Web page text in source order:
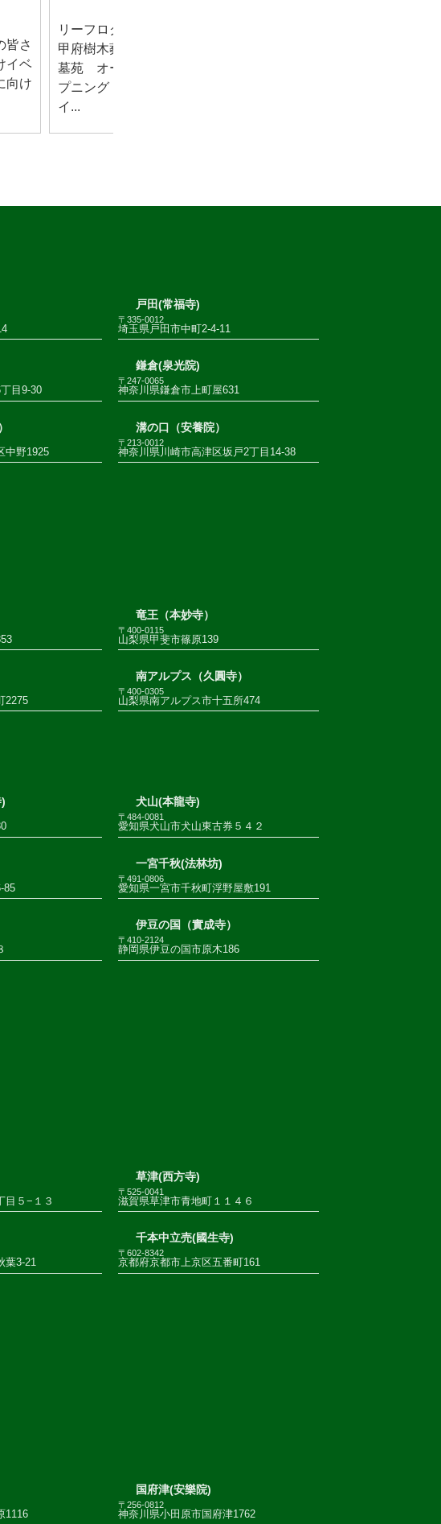
皆さ
イベ
向け
リーフログ
甲府樹木葬
墓苑 オー
プニング
イ...
戸田(常福寺)
〒335-0012
埼玉県戸田市中町2-4-11
目9-30
鎌倉(泉光院)
〒247-0065
神奈川県鎌倉市上町屋631
中野1925
溝の口（安養院）
〒213-0012
神奈川県川崎市高津区坂戸2丁目14-38
竜王（本妙寺）
〒400-0115
山梨県甲斐市篠原139
2275
南アルプス（久圓寺）
〒400-0305
山梨県南アルプス市十五所474
犬山(本龍寺)
〒484-0081
愛知県犬山市犬山東古券５４２
85
一宮千秋(法林坊)
〒491-0806
愛知県一宮市千秋町浮野屋敷191
伊豆の国（實成寺）
〒410-2124
静岡県伊豆の国市原木186
目５−１３
草津(西方寺)
〒525-0041
滋賀県草津市青地町１１４６
葉3-21
千本中立売(國生寺)
〒602-8342
京都府京都市上京区五番町161
1116
国府津(安樂院)
〒256-0812
神奈川県小田原市国府津1762